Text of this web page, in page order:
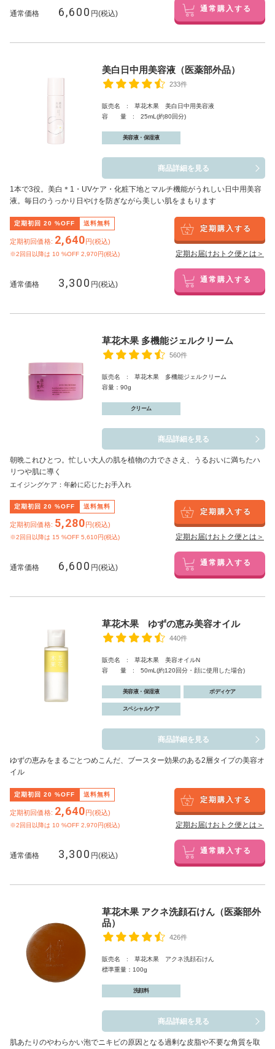
通常価格 6,600 円(税込) 通常購入する
美白日中用美容液（医薬部外品）
233件
販売名 : 草花木果 美白日中用美容液
容 量 : 25mL(約80回分)
美容液・保湿液
商品詳細を見る
1本で3役。美白 ＊1 ・UVケア・化粧下地とマルチ機能がうれしい日中用美容
液。毎日のうっかり日やけを防ぎながら美しい肌をまもります
定期初回 20 %OFF 送料無料
定期初回価格: 2,640円(税込)
※2回目以降は 10 %OFF 2,970円(税込)
定期購入する
定期お届けおトク便とは＞
通常価格 3,300 円(税込) 通常購入する
草花木果 多機能ジェルクリーム
560件
販売名 : 草花木果 多機能ジェルクリーム
容量：90g
クリーム
商品詳細を見る
朝晩これひとつ。忙しい大人の肌を植物の力でささえ、うるおいに満ちたハ
リつや肌に導く
エイジングケア：年齢に応じたお手入れ
定期初回 20 %OFF 送料無料
定期初回価格: 5,280円(税込)
※2回目以降は 15 %OFF 5,610円(税込)
定期購入する
定期お届けおトク便とは＞
通常価格 6,600 円(税込) 通常購入する
草花木果 ゆずの恵み美容オイル
440件
販売名 : 草花木果 美容オイルN
容 量 : 50mL(約120回分・顔に使用した場合)
美容液・保湿液 ボディケア
スペシャルケア
商品詳細を見る
ゆずの恵みをまるごとつめこんだ、ブースター効果のある2層タイプの美容オ
イル
定期初回 20 %OFF 送料無料
定期初回価格: 2,640円(税込)
※2回目以降は 10 %OFF 2,970円(税込)
定期購入する
定期お届けおトク便とは＞
通常価格 3,300 円(税込) 通常購入する
草花木果 アクネ洗顔石けん（医薬部外
品）
426件
販売名 : 草花木果 アクネ洗顔石けん
標準重量：100g
洗顔料
商品詳細を見る
肌あたりのやわらかい泡でニキビの原因となる過剰な皮脂や不要な角質を取